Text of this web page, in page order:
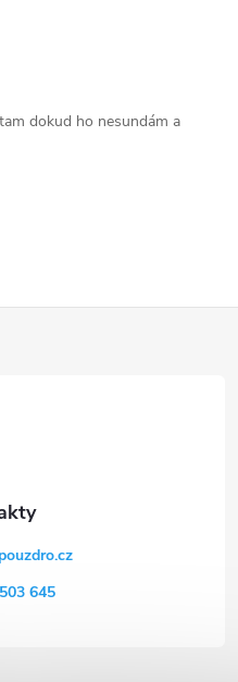
dokud ho nesundám a
645